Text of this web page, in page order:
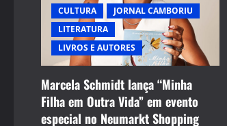
t
i
CULTURA
JORNAL CAMBORIU
LITERATURA
LIVROS E AUTORES
Marcela Schmidt lança “Minha
Filha em Outra Vida” em evento
especial no Neumarkt Shopping